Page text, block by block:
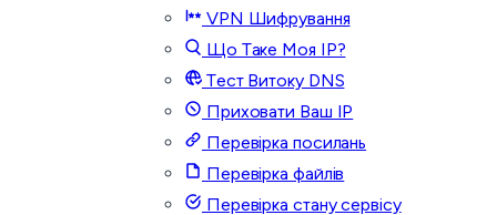
VPN Шифрування
Що Таке Моя IP?
Тест Витоку DNS
Приховати Ваш IP
Перевірка посилань
Перевірка файлів
Перевірка стану сервісу